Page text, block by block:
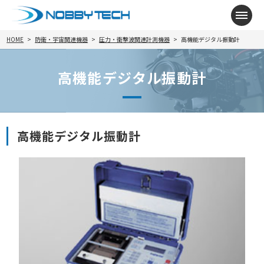
メニ
HOME 防衛・宇宙関連機器 圧力・衝撃波関連計測機器 高機能デジタル振動計
高機能デジタル振動計
高機能デジタル振動計